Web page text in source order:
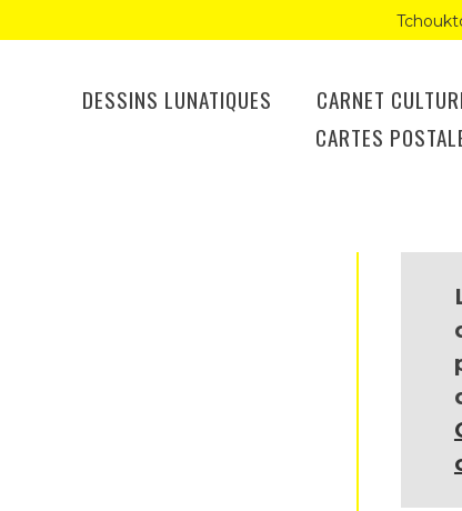
DESSINS LUNATIQUES
CARNET
CARTES